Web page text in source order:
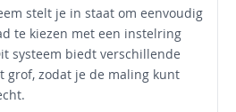
stelt je in staat om eenvoudig
te kiezen met een instelring
systeem biedt verschillende
grof, zodat je de maling kunt